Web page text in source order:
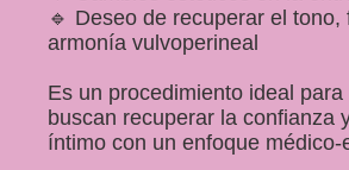
🔹 Deseo de recuperar el tono,
armonía vulvoperineal
Es un procedimiento ideal
buscan recuperar la confianza
íntimo con un enfoque médico-